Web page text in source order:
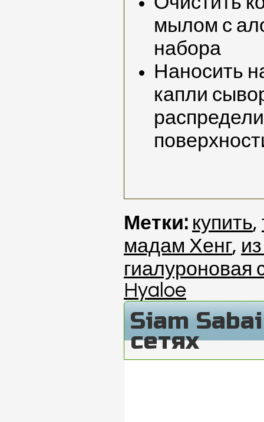
мылом с
набора
Наносить
капли
Метки: купить,
мадам Хенг,
гиалуроновая
Hyaloe
Siam
сетях